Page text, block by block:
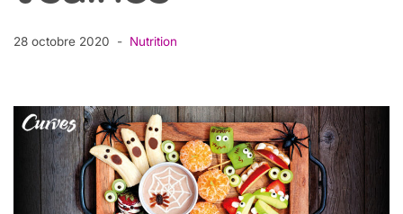
28 octobre 2020 Nutrition